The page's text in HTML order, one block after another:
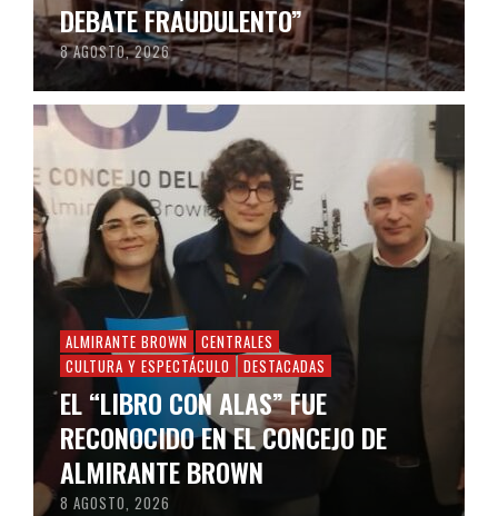
DEBATE FRAUDULENTO”
8 AGOSTO, 2026
ALMIRANTE BROWN
CENTRALES
CULTURA Y ESPECTÁCULO
DESTACADAS
EL “LIBRO CON ALAS” FUE
RECONOCIDO EN EL CONCEJO DE
ALMIRANTE BROWN
8 AGOSTO, 2026